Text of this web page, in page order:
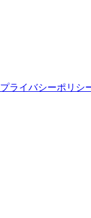
プライバシーポリシ